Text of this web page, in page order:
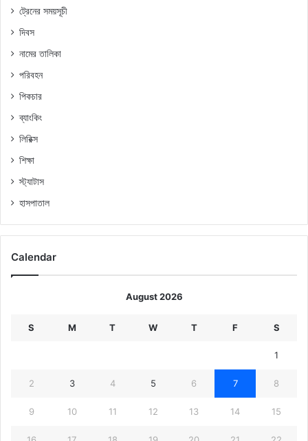
ট্রেনের সময়সূচী
দিবস
নামের তালিকা
পরিবহন
পিকচার
ব্যাংকিং
লিরিক্স
শিক্ষা
স্ট্যাটাস
হাসপাতাল
Calendar
August 2026
S M T W T F S
1
2 3 4 5 6 7 8
9 10 11 12 13 14 15